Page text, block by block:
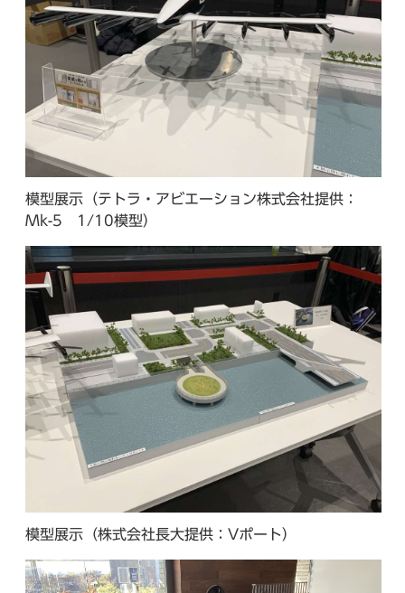
模型展示（テトラ・アビエーション株式会社提供：
Mk-5 1/10模型）
模型展示（株式会社長大提供：Vポート）